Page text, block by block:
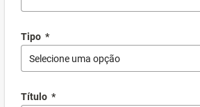
Tipo *
Selecione uma opção
Título *